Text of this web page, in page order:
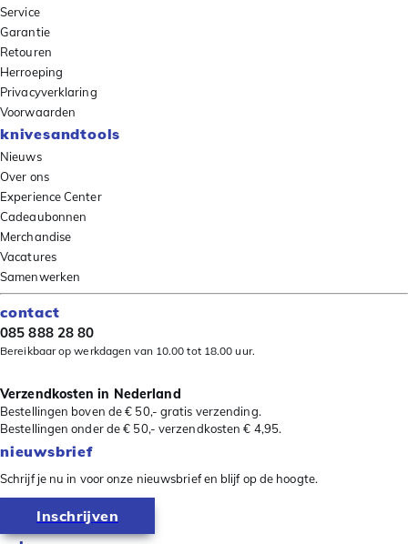
Service
Garantie
Retouren
Herroeping
Privacyverklaring
Voorwaarden
knivesandtools
Nieuws
Over ons
Experience Center
Cadeaubonnen
Merchandise
Vacatures
Samenwerken
contact
085 888 28 80
Bereikbaar op werkdagen van 10.00 tot 18.00 uur.
Verzendkosten in Nederland
Bestellingen boven de € 50,- gratis verzending.
Bestellingen onder de € 50,- verzendkosten € 4,95.
nieuwsbrief
Schrijf je nu in voor onze nieuwsbrief en blijf op de hoogte.
Inschrijven